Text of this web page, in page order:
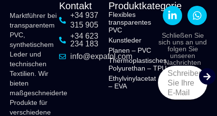
Marktführer bei
transparentem
PVC,
synthetischem
Leder und
technischen
Textilien. Wir
bieten
maßgeschneiderte
Produkte für
verschiedene
Kontakt
+34 937
315 905
+34 623
234 183
info@expafol.com
Produktkategorie
Flexibles
transparentes
PVC
Kunstleder
Planen – PVC
Thermoplastisches
Polyurethan – TPU
Ethylvinylacetat
– EVA
Schließen Sie
sich uns an und
folgen Sie
unseren
Nachrichten
Schreiben
Sie Ihre
E-Mail